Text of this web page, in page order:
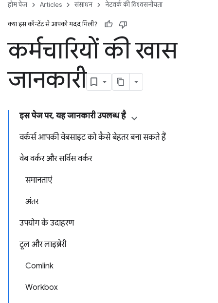
होम पेज Articles संसाधन नेटवर्क की विश्वसनीयता
क्या इस कॉन्टेंट से आपको मदद मिली?
कर्मचारियों की खास
जानकारी
इस पेज पर, यह जानकारी उपलब्ध है
वर्कर्स आपकी वेबसाइट को कैसे बेहतर बना सकते हैं
वेब वर्कर और सर्विस वर्कर
समानताएं
अंतर
उपयोग के उदाहरण
टूल और लाइब्रेरी
Comlink
Workbox